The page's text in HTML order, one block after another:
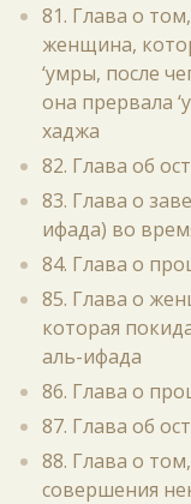
81. Глава о
женщина,
‘умры, после
она прервала
хаджа
82. Глава об
83. Глава о
ифада) во
84. Глава о
85. Глава о
которая
аль-ифада
86. Глава о
87. Глава об
88. Глава о
совершения